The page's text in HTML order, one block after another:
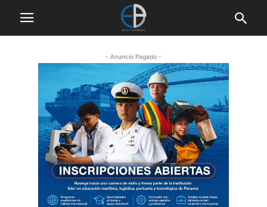
- Anuncio Pagado -